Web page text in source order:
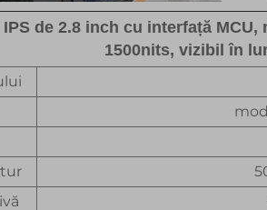
IPS de 2.8 inch cu interfață
1500nits, vizibil în